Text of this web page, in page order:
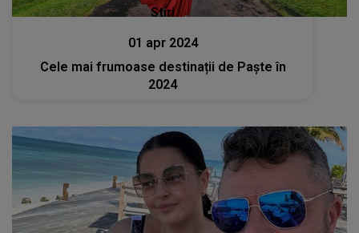
Stiri
01 apr 2024
Cele mai frumoase destinații de Paște în
2024